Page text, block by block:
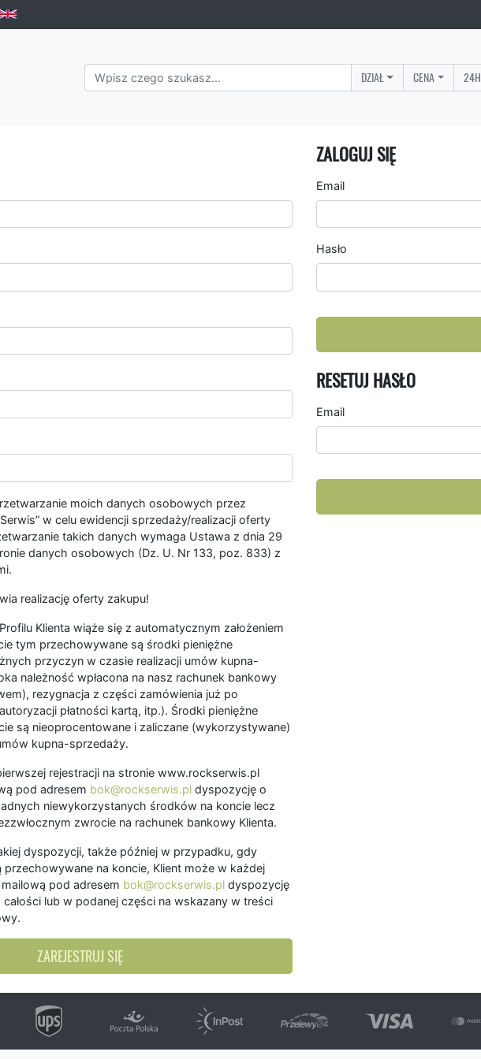
DZIAŁ CENA
moich danych osobowych przez
w celu ewidencji sprzedaży/realizacji oferty
takich danych wymaga Ustawa z dnia 29
danych osobowych (Dz. U. Nr 133, poz. 833) z
realizację oferty zakupu!
Klienta wiąże się z automatycznym założeniem
tym przechowywane są środki pieniężne
przyczyn w czasie realizacji umów kupna-
należność wpłacona na nasz rachunek bankowy
rezygnacja z części zamówienia już po
płatności kartą, itp.). Środki pieniężne
są nieoprocentowane i zaliczane (wykorzystywane)
kupna-sprzedaży.
rejestracji na stronie www.rockserwis.pl
pod adresem bok@rockserwis.pl dyspozycję o
niewykorzystanych środków na koncie lecz
zwrocie na rachunek bankowy Klienta.
dyspozycji, także później w przypadku, gdy
przechowywane na koncie, Klient może w każdej
pod adresem bok@rockserwis.pl dyspozycję
lub w podanej części na wskazany w treści
ZAREJESTRUJ SIĘ
ZALOGUJ SIĘ
Email
Hasło
RESETUJ HASŁO
Email